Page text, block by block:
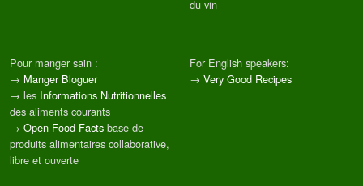
du vin
Pour manger sain :
→ Manger Bloguer
→ les Informations Nutritionnelles
des aliments courants
→ Open Food Facts base de
produits alimentaires collaborative,
libre et ouverte
For English speakers:
→ Very Good Recipes